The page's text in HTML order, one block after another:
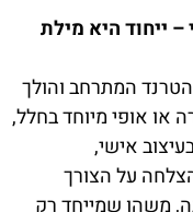
ייחוד היא מילת
הטרנד המתרחב והולך
או אופי מיוחד בחלל,
אישי,
על הצורך
משהו שמייחד רק